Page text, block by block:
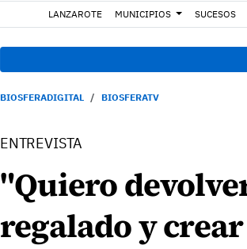
LANZAROTE MUNICIPIOS SUCESOS
BIOSFERADIGITAL BIOSFERATV
ENTREVISTA
"Quiero
regalado y